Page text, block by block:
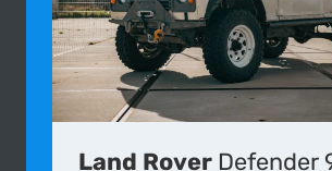
Land Rover Defender